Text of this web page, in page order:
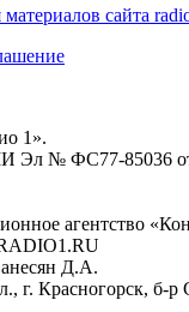
сайта
1».
Эл № ФС77-85036
агентство
Д.А.
г. Красногорск, б-